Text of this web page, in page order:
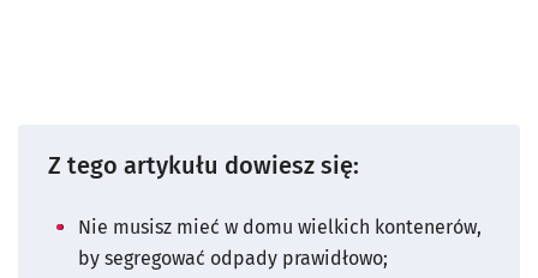
Z tego artykułu dowiesz się:
Nie musisz mieć w domu wielkich kontenerów,
by segregować odpady prawidłowo;